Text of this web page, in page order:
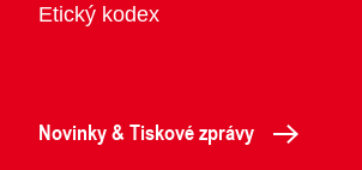
Etický kodex
Novinky & Tiskové zprávy